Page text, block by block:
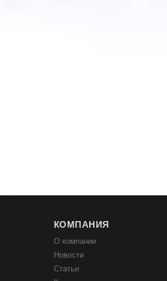
КОМПАНИЯ
О компании
Новости
Статьи